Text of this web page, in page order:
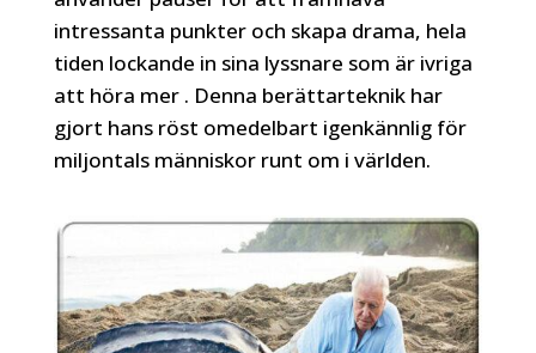
intressanta punkter och skapa drama, hela
tiden lockande in sina lyssnare som är ivriga
att höra mer . Denna berättarteknik har
gjort hans röst omedelbart igenkännlig för
miljontals människor runt om i världen.